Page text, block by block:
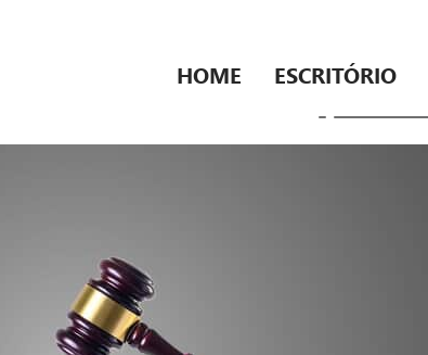
HOME ESCRITÓRIO